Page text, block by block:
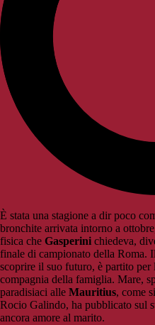
È stata una stagione a dir poco
bronchite arrivata intorno a
fisica che Gasperini chiedeva,
finale di campionato della Roma.
scoprire il suo futuro, è partito per
compagnia della famiglia. Mare,
paradisiaci alle Mauritius, come
Rocio Galindo, ha pubblicato sul
ancora amore al marito.